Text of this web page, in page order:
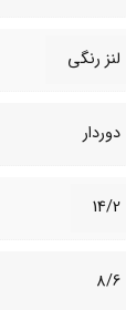
لنز رنگی
دوردار
14/2
8/6